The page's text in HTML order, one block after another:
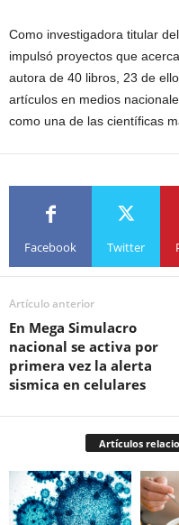
Como investigadora titular
impulsó proyectos que
autora de 40 libros, 23 de
artículos en medios
como una de las científicas
Facebook Twitter
Artículo anterior
En Mega Simulacro
nacional se activa por
primera vez la alerta
sismica en celulares
Artículos